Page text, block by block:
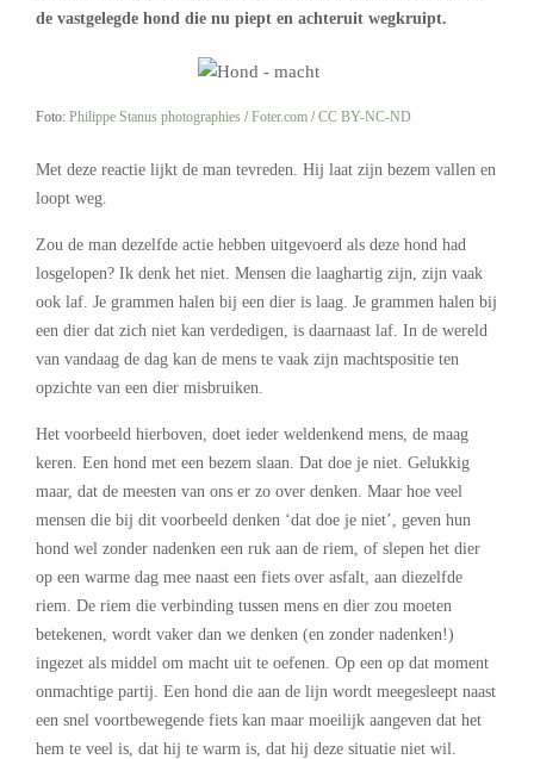
de vastgelegde hond die nu piept en achteruit wegkruipt.
Foto: Philippe Stanus photographies /Foter.com /CC BY-NC-ND
Met deze reactie lijkt de man tevreden. Hij laat zijn bezem vallen en
loopt weg.
Zou de man dezelfde actie hebben uitgevoerd als deze hond had
losgelopen? Ik denk het niet. Mensen die laaghartig zijn, zijn vaak
ook laf. Je grammen halen bij een dier is laag. Je grammen halen bij
een dier dat zich niet kan verdedigen, is daarnaast laf. In de wereld
van vandaag de dag kan de mens te vaak zijn machtspositie ten
opzichte van een dier misbruiken.
Het voorbeeld hierboven, doet ieder weldenkend mens, de maag
keren. Een hond met een bezem slaan. Dat doe je niet. Gelukkig
maar, dat de meesten van ons er zo over denken. Maar hoe veel
mensen die bij dit voorbeeld denken ‘dat doe je niet’, geven hun
hond wel zonder nadenken een ruk aan de riem, of slepen het dier
op een warme dag mee naast een fiets over asfalt, aan diezelfde
riem. De riem die verbinding tussen mens en dier zou moeten
betekenen, wordt vaker dan we denken (en zonder nadenken!)
ingezet als middel om macht uit te oefenen. Op een op dat moment
onmachtige partij. Een hond die aan de lijn wordt meegesleept naast
een snel voortbewegende fiets kan maar moeilijk aangeven dat het
hem te veel is, dat hij te warm is, dat hij deze situatie niet wil.